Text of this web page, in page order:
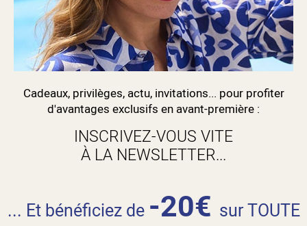
Cadeaux, privilèges, actu, invitations... pour profiter
d'avantages exclusifs en avant-première :
INSCRIVEZ-VOUS VITE
À LA NEWSLETTER...
... Et bénéficiez de -20€ sur TOUTE